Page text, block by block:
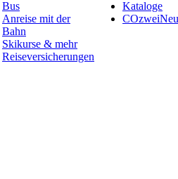
Bus
Anreise mit der
Bahn
Skikurse & mehr
Reiseversicherungen
Kataloge